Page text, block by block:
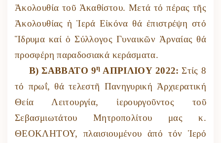
Ἀκολουθία τοῦ Ἀκαθίστου. Μετά τό πέρας τῆς
Ἀκολουθίας ἡ Ἱερά Εἰκόνα θά ἐπιστρέψη στό
Ἵδρυμα καί ὁ Σύλλογος Γυναικῶν Ἀρναίας θά
προσφέρη παραδοσιακά κεράσματα.
Β) ΣΑΒΒΑΤΟ 9η ΑΠΡΙΛΙΟΥ 2022: Στίς 8
τό πρωΐ, θά τελεστῆ Πανηγυρική Ἀρχιερατική
Θεία Λειτουργία, ἱερουργοῦντος τοῦ
Σεβασμιωτάτου Μητροπολίτου μας κ.
ΘΕΟΚΛΗΤΟΥ, πλαισιουμένου ἀπό τόν Ἱερό